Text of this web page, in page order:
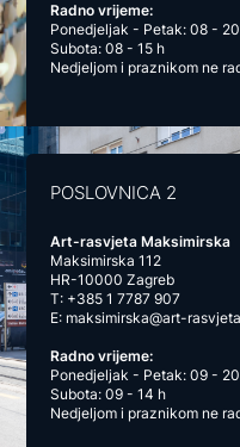
Radno vrijeme:
Ponedjeljak - Petak: 08 -
Subota: 08 - 15 h
Nedjeljom i praznikom ne
POSLOVNICA 2
Art-rasvjeta Maksimirska
Maksimirska 112
HR-10000 Zagreb
T: +385 1 7787 907
E: maksimirska@art-
Radno vrijeme:
Ponedjeljak - Petak: 09 -
Subota: 09 - 14 h
Nedjeljom i praznikom ne